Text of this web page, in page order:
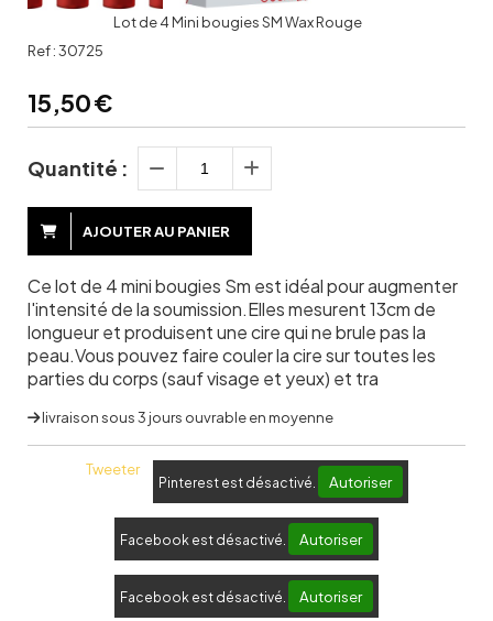
Lot de 4 Mini bougies SM Wax Rouge
Ref :30725
15,50€
Quantité :
AJOUTER AU PANIER
Ce lot de 4 mini bougies Sm est idéal pour augmenter
l'intensité de la soumission.Elles mesurent 13cm de
longueur et produisent une cire qui ne brule pas la
peau.Vous pouvez faire couler la cire sur toutes les
parties du corps (sauf visage et yeux) et tra
livraison sous 3 jours ouvrable en moyenne
Tweeter
Pinterest est désactivé. Autoriser
Facebook est désactivé. Autoriser
Facebook est désactivé. Autoriser